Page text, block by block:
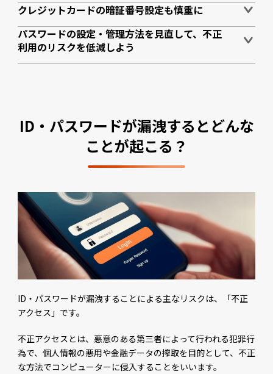
クレジットカードの暗証番号設定も慎重に
パスワードの設定・管理方法を見直して、不正
利用のリスクを低減しよう
ID・パスワードが漏洩するとどんな
ことが起こる？
ID・パスワードが漏洩することによる主なリスクは、「不正
アクセス」です。
不正アクセスとは、悪意のある第三者によって行われる犯罪行
為で、個人情報の悪用や金融データの搾取を目的として、不正
な方法でコンピューターに侵入することをいいます。